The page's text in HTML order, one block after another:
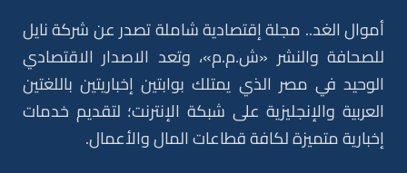
أموال الغد.. مجلة إقتصادية شاملة تصدر عن شركة نايل
للصحافة والنشر «ش.م.م»، وتعد الاصدار الاقتصادي
الوحيد في مصر الذي يمتلك بوابتين إخباريتين باللغتين
العربية والإنجليزية على شبكة الإنترنت؛ لتقديم خدمات
إخبارية متميزة لكافة قطاعات المال والأعمال.